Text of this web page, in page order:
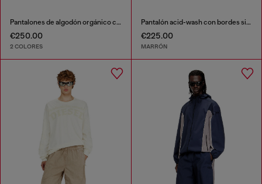
Pantalones de algodón orgánico con parche Oval D
€250.00
2 COLORES
Pantalón acid-wash con bordes sin rematar
€225.00
MARRÓN